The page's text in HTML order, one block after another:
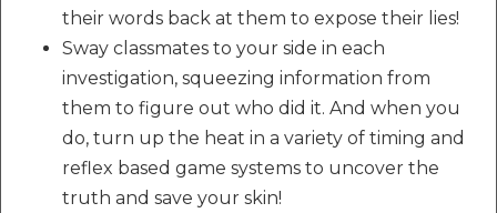
their words back at them to expose their lies!
Sway classmates to your side in each
investigation, squeezing information from
them to figure out who did it. And when you
do, turn up the heat in a variety of timing and
reflex based game systems to uncover the
truth and save your skin!